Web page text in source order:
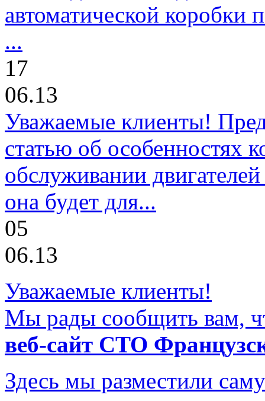
автоматической коробки
...
17
06.13
Уважаемые клиенты!
статью об особенностях
обслуживании
она будет для...
05
06.13
Уважаемые клиенты!
Мы рады сообщить вам,
веб-сайт СТО
Здесь мы разместили